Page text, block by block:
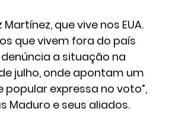
que vive nos EUA.
que vivem fora do país
a situação na
julho, onde apontam um
expressa no voto”,
Maduro e seus aliados.